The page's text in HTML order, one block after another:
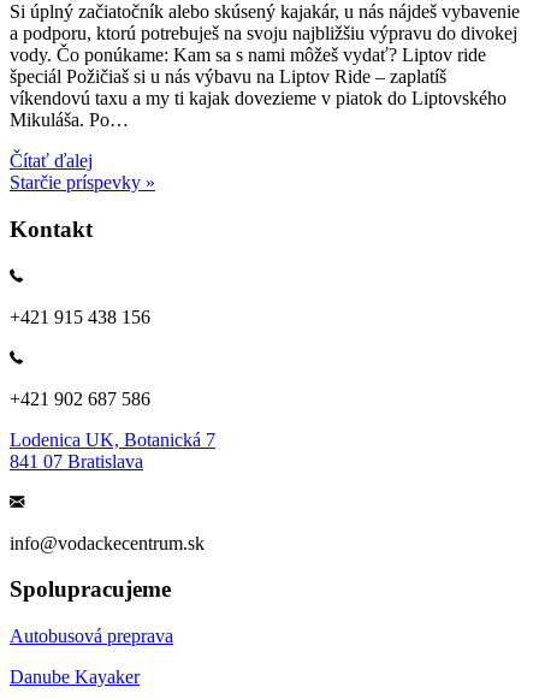
Si úplný začiatočník alebo skúsený kajakár, u nás nájdeš vybavenie
a podporu, ktorú potrebuješ na svoju najbližšiu výpravu do divokej
vody. Čo ponúkame: Kam sa s nami môžeš vydať? Liptov ride
špeciál Požičiaš si u nás výbavu na Liptov Ride – zaplatíš
víkendovú taxu a my ti kajak dovezieme v piatok do Liptovského
Mikuláša. Po…
Čítať ďalej
Starčie príspevky »
Kontakt
+421 915 438 156
+421 902 687 586
Lodenica UK, Botanická 7
841 07 Bratislava
info@vodackecentrum.sk
Spolupracujeme
Autobusová preprava
Danube Kayaker